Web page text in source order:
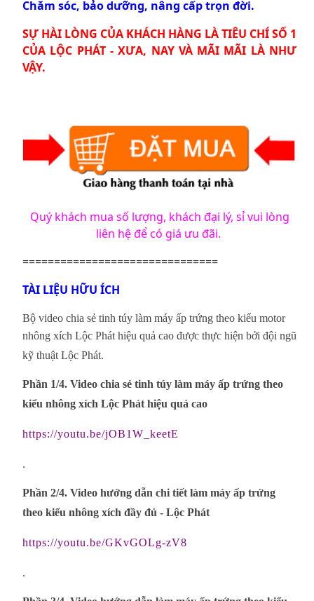
Chăm sóc, bảo dưỡng, nâng cấp trọn đời.
SỰ HÀI LÒNG CỦA KHÁCH HÀNG LÀ TIÊU CHÍ SỐ 1
CỦA LỘC PHÁT - XƯA, NAY VÀ MÃI MÃI LÀ NHƯ
VẬY.
Quý khách mua số lượng, khách đại lý, sỉ vui lòng
liên hệ để có giá ưu đãi.
===============================
TÀI LIỆU HỮU ÍCH
Bộ video chia sẻ tinh túy làm máy ấp trứng theo kiểu motor
nhông xích Lộc Phát hiệu quả cao được thực hiện bởi đội ngũ
kỹ thuật Lộc Phát.
Phần 1/4. Video chia sẻ tinh túy làm máy ấp trứng theo
kiểu nhông xích Lộc Phát hiệu quả cao
https://youtu.be/jOB1W_keetE
.
Phần 2/4. Video hướng dẫn chi tiết làm máy ấp trứng
theo kiểu nhông xích đầy đủ - Lộc Phát
https://youtu.be/GKvGOLg-zV8
.